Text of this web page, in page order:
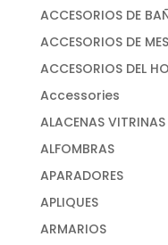
ACCESORIOS DE
ACCESORIOS DE
ACCESORIOS DEL
Accessories
ALACENAS VITRINAS
ALFOMBRAS
APARADORES
APLIQUES
ARMARIOS